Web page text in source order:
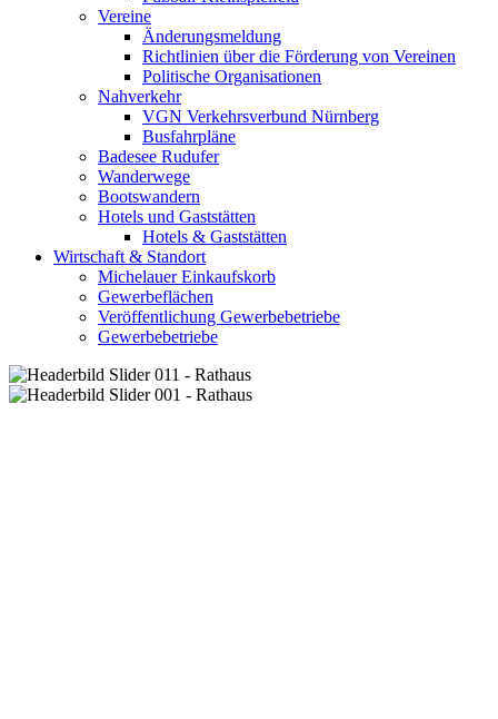
Vereine
Änderungsmeldung
Richtlinien über die Förderung von Vereinen
Politische Organisationen
Nahverkehr
VGN Verkehrsverbund Nürnberg
Busfahrpläne
Badesee Rudufer
Wanderwege
Bootswandern
Hotels und Gaststätten
Hotels & Gaststätten
Wirtschaft & Standort
Michelauer Einkaufskorb
Gewerbeflächen
Veröffentlichung Gewerbebetriebe
Gewerbebetriebe